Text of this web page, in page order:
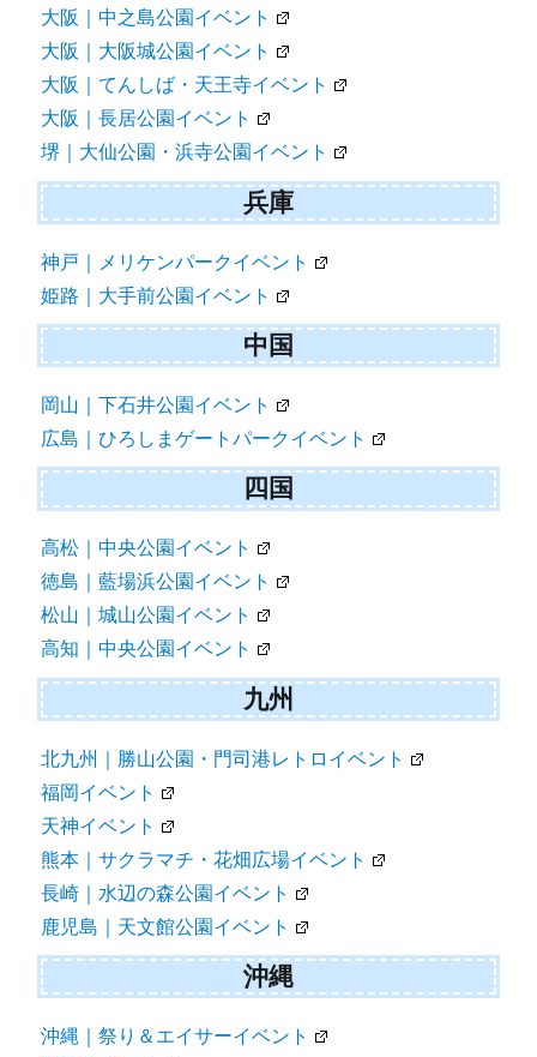
大阪｜中之島公園イベント
大阪｜大阪城公園イベント
大阪｜てんしば・天王寺イベント
大阪｜長居公園イベント
堺｜大仙公園・浜寺公園イベント
兵庫
神戸｜メリケンパークイベント
姫路｜大手前公園イベント
中国
岡山｜下石井公園イベント
広島｜ひろしまゲートパークイベント
四国
高松｜中央公園イベント
徳島｜藍場浜公園イベント
松山｜城山公園イベント
高知｜中央公園イベント
九州
北九州｜勝山公園・門司港レトロイベント
福岡イベント
天神イベント
熊本｜サクラマチ・花畑広場イベント
長崎｜水辺の森公園イベント
鹿児島｜天文館公園イベント
沖縄
沖縄｜祭り＆エイサーイベント